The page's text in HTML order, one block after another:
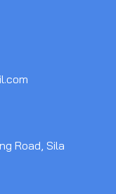
Road, Sila